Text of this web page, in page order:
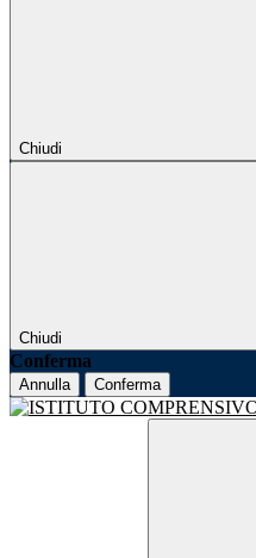
Chiudi
Chiudi
Conferma
Annulla Conferma